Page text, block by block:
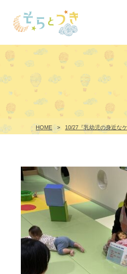
HOME > 10/27『乳幼児の身近な